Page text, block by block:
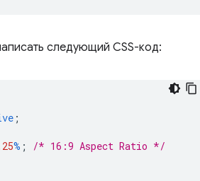
следующий CSS-код:
;
% ;
/* 16:9 Aspect Ratio */